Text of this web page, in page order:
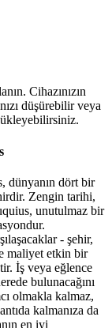
Cihazınızın
düşürebilir veya
dünyanın dört bir
Zengin tarihi,
unutulmaz bir
- şehir,
maliyet etkin bir
İş veya eğlence
bulunacağını
olmakla kalmaz,
kalmanıza da
en iyi